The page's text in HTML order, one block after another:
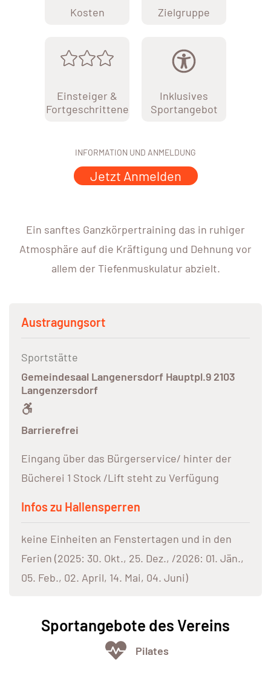
Kosten Zielgruppe
Einsteiger &
Fortgeschrittene
Inklusives
Sportangebot
INFORMATION UND ANMELDUNG
Jetzt Anmelden
Ein sanftes Ganzkörpertraining das in ruhiger
Atmosphäre auf die Kräftigung und Dehnung vor
allem der Tiefenmuskulatur abzielt.
Austragungsort
Sportstätte
Gemeindesaal Langenersdorf Hauptpl.9 2103
Langenzersdorf
Barrierefrei
Eingang über das Bürgerservice/ hinter der
Bücherei 1 Stock /Lift steht zu Verfügung
Infos zu Hallensperren
keine Einheiten an Fenstertagen und in den
Ferien (2025: 30. Okt., 25. Dez., /2026: 01. Jän.,
05. Feb., 02. April, 14. Mai, 04. Juni)
Sportangebote des Vereins
Pilates